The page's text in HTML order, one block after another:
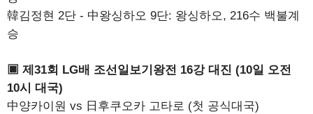
韓김정현 2단 - 中왕싱하오 9단: 왕싱하오, 216수 백불계
승
▣ 제31회 LG배 조선일보기왕전 16강 대진 (10일 오전
10시 대국)
中양카이원 vs 日후쿠오카 고타로 (첫 공식대국)